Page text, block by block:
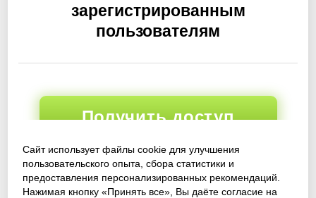
Сайт использует файлы cookie для улучшения
пользовательского опыта, сбора статистики и
предоставления персонализированных рекомендаций.
Нажимая кнопку «Принять все», Вы даёте согласие на
зарегистрированным
пользователям
Получить доступ
Войти